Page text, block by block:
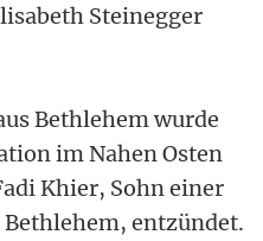
Steinegger
Bethlehem wurde
im Nahen Osten
Khier, Sohn einer
entzündet.